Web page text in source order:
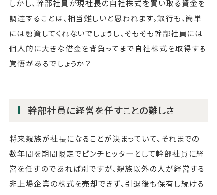
しかし、幹部社員が現社長の自社株式を買い取る資金を
調達することは、相当難しいと思われます。銀行も、簡単
には融資してくれないでしょうし、そもそも幹部社員には
個人的に大きな借金を背負ってまで自社株式を取得する
覚悟があるでしょうか？
幹部社員に経営を任すことの難しさ
将来親族が社長になることが決まっていて、それまでの
数年間を期間限定でピンチヒッターとして幹部社員に経
営を任すのであれば別ですが、親族以外の人が経営する
非上場企業の株式を売却できず、引退後も保有し続ける